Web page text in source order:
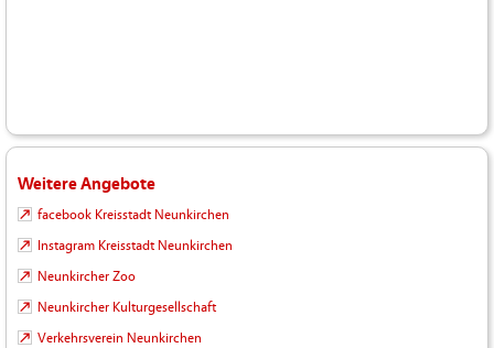
Weitere Angebote
facebook Kreisstadt Neunkirchen
Instagram Kreisstadt Neunkirchen
Neunkircher Zoo
Neunkircher Kulturgesellschaft
Verkehrsverein Neunkirchen